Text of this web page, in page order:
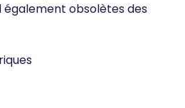
obsolètes des